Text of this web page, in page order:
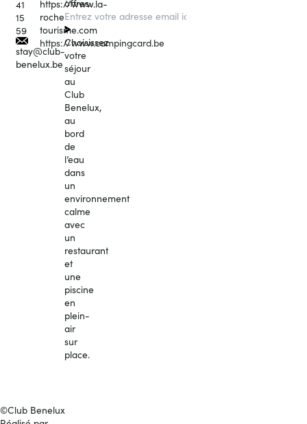
41
15
59
stay@club-
benelux.be
https://www.la-
roche-
tourisme.com
https://www.campingcard.be
offres.
Choisissez
votre
séjour
au
Club
Benelux,
au
bord
de
l’eau
dans
un
environnement
calme
avec
un
restaurant
et
une
piscine
en
plein-
air
sur
place.
©Club Benelux